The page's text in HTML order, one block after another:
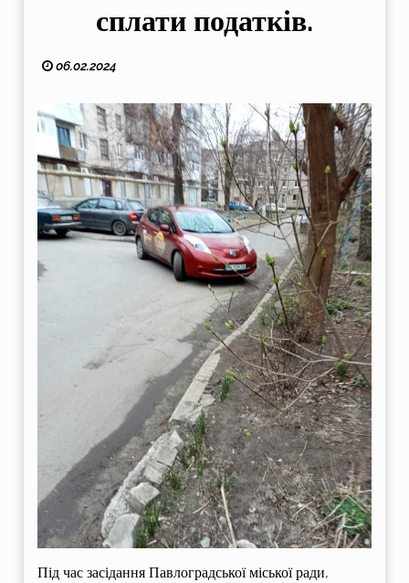
сплати податків.
06.02.2024
Під час засідання Павлоградської міської ради,